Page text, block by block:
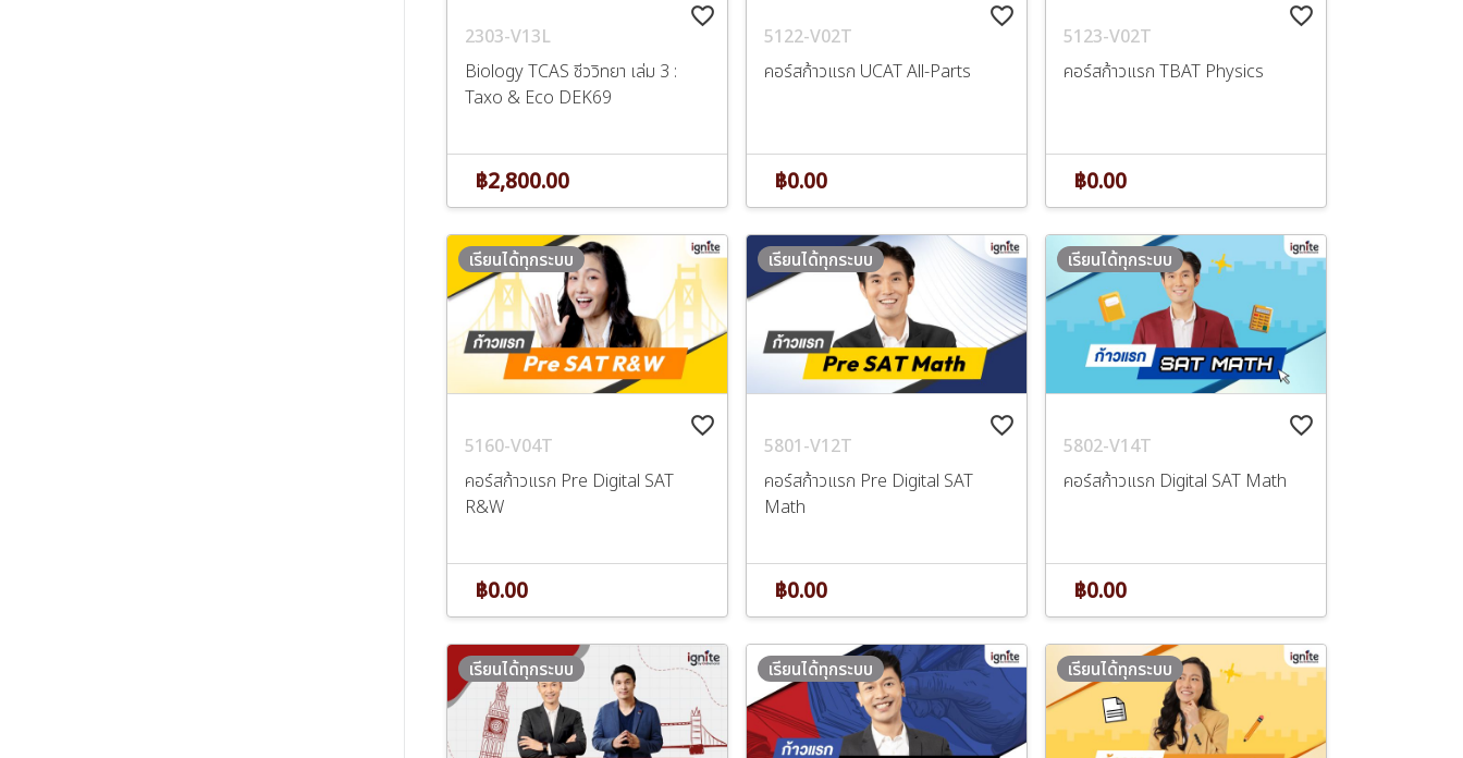
favorite_border
2303-V13L
Biology TCAS ชีววิทยา เล่ม 3 :
Taxo & Eco DEK69
฿2,800.00
favorite_border
5122-V02T
คอร์สก้าวแรก UCAT All-Parts
฿0.00
favorite_border
5123-V02T
คอร์สก้าวแรก TBAT Physics
฿0.00
favorite_border
5160-V04T
คอร์สก้าวแรก Pre Digital SAT
R&W
เรียนได้ทุกระบบ
฿0.00
favorite_border
5801-V12T
คอร์สก้าวแรก Pre Digital SAT
Math
เรียนได้ทุกระบบ
฿0.00
favorite_border
5802-V14T
คอร์สก้าวแรก Digital SAT Math
เรียนได้ทุกระบบ
฿0.00
เรียนได้ทุกระบบ เรียนได้ทุกระบบ เรียนได้ทุกระบบ